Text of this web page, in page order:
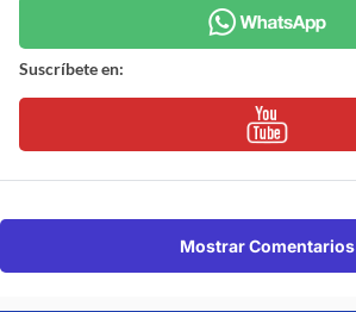
Suscríbete en:
Mostrar Comentarios